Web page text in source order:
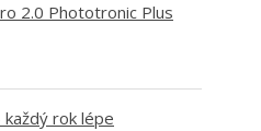
2.0 Phototronic Plus
rok lépe